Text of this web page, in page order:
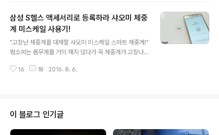
금도 데이터 폭탄의 위험은 곳곳에 도사리고 있다. 특히 유
혹에 쉽게 넘어가거나 이해도가 부족한 어린 청소년들의
경우 항시 주의해야 하며 아예 위험을 방지하고자 청소년
특화 요금제를 사용하는 경우가 잦다. 그러나 기존의 청소
보고 싶은 영상이나 음악, 게임 등을 마음껏 즐기기에 부족
삼성 S헬스 액세서리로 등록하라 샤오미 체중
계 미스케일 사용기!
"고장난 체중계를 대체할 샤오미 미스케일 스마트 체중계!"
평소에는 몸무게를 거의 재지 않다가 꼭 체중계가 고장나
중계를 대신할 샤오미 미스케일 스마트 체중계를 주문했
자랑한다. 아참! 샤오미 체중계는 AA 건전지 4개가 들어가
는데 주문하는 김에 예전부터 사고 싶었던 샤오미 레인보
우 건전지도 함께 구입했다. 알록달록 예쁜 색상의 건전지
16 18 2016. 8. 6.
이 블로그 인기글